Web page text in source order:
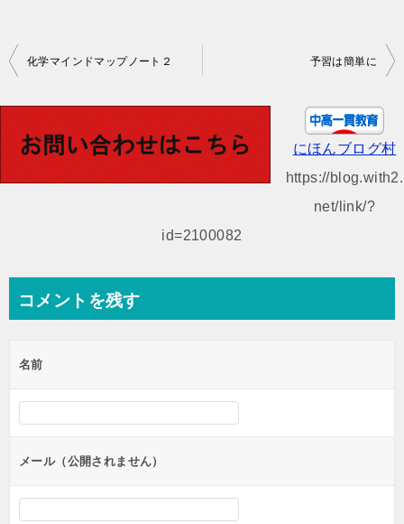
投
ビ
化学マインドマップノート２ 予習は簡単に
にほんブログ村
https://blog.with2.
net/link/?
id=2100082
コメントを残す
名前
メール（公開されません）